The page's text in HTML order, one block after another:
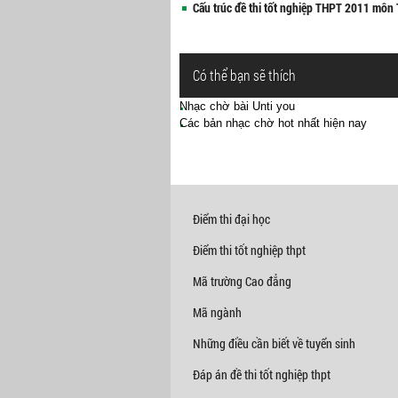
Cấu trúc đề thi tốt nghiệp THPT 2011 môn
Có thể bạn sẽ thích
Nhạc chờ bài Unti you
Các bản nhạc chờ hot nhất hiện nay
Điểm thi đại học
Điểm thi tốt nghiệp thpt
Mã trường Cao đẳng
Mã ngành
Những điều cần biết về tuyển sinh
Đáp án đề thi tốt nghiệp thpt